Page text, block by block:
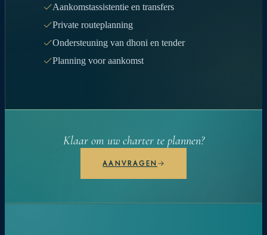
Aankomstassistentie en transfers
Private routeplanning
Ondersteuning van dhoni en tender
Planning voor aankomst
Klaar om uw charter te plannen?
AANVRAGEN